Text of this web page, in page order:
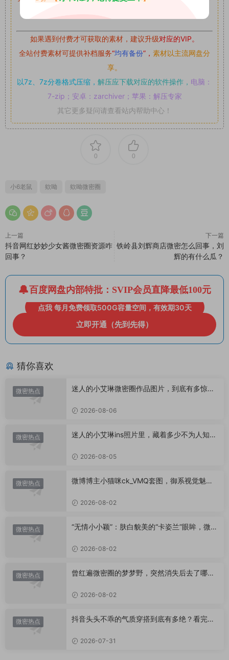
如果遇到付费才可获取的素材，建议升级对应的VIP。
全站付费素材可提供补档服务“均有备份”， 素材以主流网盘分
享。
以7z、7z分卷格式压缩， 解压应下载对应的软件操作， 电脑：
7-zip；安卓：zarchiver；苹果：解压专家
其它更多疑问请查看站内帮助中心！
0 0
小6老鼠 欸呦 欸呦微密圈
上一篇
抖音网红妙妙少女酱微密圈资源咋
回事？
下一篇
铁岭县刘辉商店微密怎么回事，刘
辉的有什么瓜？
百度网盘内部特批：SVIP会员直降最低100元
点我 每月免费领取500G容量空间，有效期30天
立即开通（先到先得）
猜你喜欢
微密热点
迷人的小艾琳微密圈作品图片，到底有多惊
2026-08-06
微密热点
迷人的小艾琳ins照片里，藏着多少不为人知的
2026-08-05
微密热点
微博博主小猫咪ck_VMQ套图，御系视觉魅力
2026-08-02
微密热点
“无情小小颖”：肤白貌美的“卡姿兰”眼眸，微密
2026-08-02
微密热点
曾红遍微密圈的梦梦野，突然消失后去了哪
2026-08-02
微密热点
抖音头头不乖的气质穿搭到底有多绝？看完想
2026-07-31